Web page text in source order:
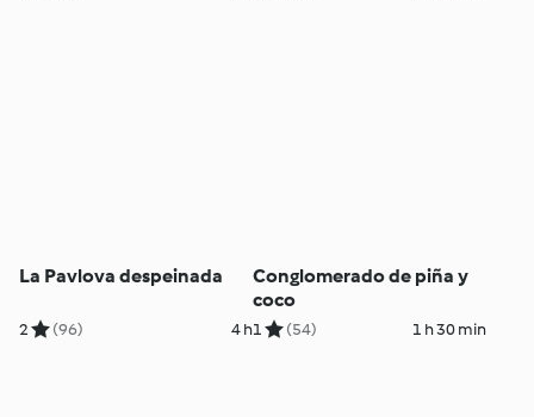
La Pavlova despeinada
2 (96) 4 h
Conglomerado de piña y
coco
1 (54) 1 h 30 min